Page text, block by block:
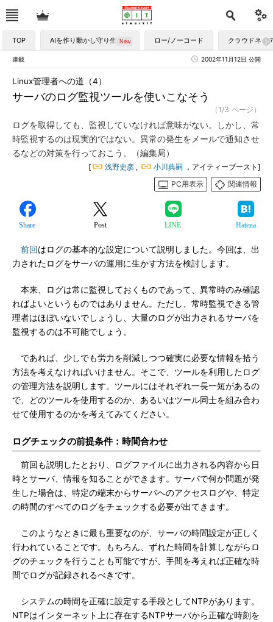
TOP AIを作り動かし守り生かす ロー/ノーコード クラウドネイ
連載 2002年11月12日 公開
サーバのログ監視ツールを使いこなそう
Linux管理者への道（4）
（1/3 ページ）
ログを取得しても、監視していなければ意味がない。しかし、常
時監視するのは現実的ではない。異常の発生をメールで通知させ
るなどの対策を行っておこう。（編集局）
[ 浅野史彦 , 小川典嗣 ，アイティーブースト]
PC用表示
関連情報
Share Post LINE Hatena
前回はログの基本的な設定について説明しました。今回は、出
力されたログをサーバの運用に生かす方法を検討します。
本来、ログは常に監視しておくものであって、異常時のみ確認
ればよいというものではありません。ただし、常時監視できる管
理者はほぼいないでしょうし、大量のログが出力されるサーバを
監視するのは不可能でしょう。
であれば、少しでも労力を削減しつつ確実に必要な情報を拾う
方法を考えなければいけません。そこで、ツールを利用したログ
の管理方法を説明します。ツールにはそれぞれ一長一短があるの
で、どのツールを使用するのか、あるいはツール同士を組み合わ
せて使用するのかを考えてみてください。
ログチェックの前提条件：時間合わせ
前回も説明したとおり、ログファイルに出力される内容から日
時とサーバ、情報を知ることができます。サーバで何か問題が発
生した場合は、特定の端末からサーバへのアクセスログや、特定
の時間のすべてのログをチェックする必要が出てきます。
このようなときに最も重要なのが、サーバの時間設定が正しく
行われていることです。もちろん、ずれた時間を計算しながらロ
グのチェックを行うことも可能ですが、手間を考えれば正確な時
間でログが記録されるべきです。
システムの時間を正確に設定する手段としてNTPがあります。
NTPはインターネット上に存在するNTPサーバから正確な時刻を